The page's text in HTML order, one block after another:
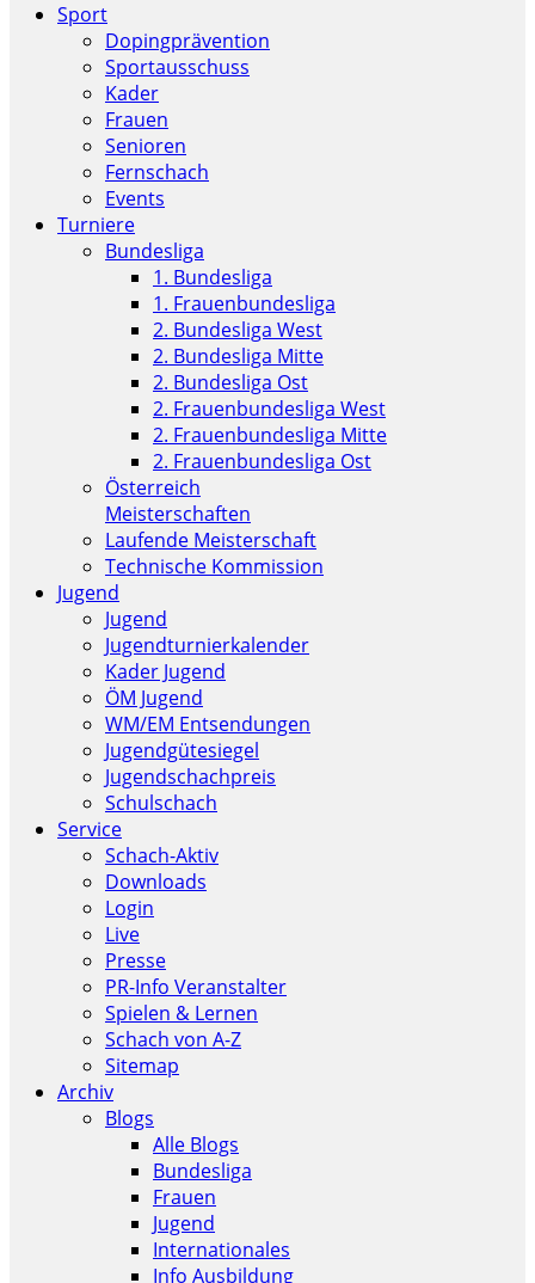
Sport
Dopingprävention
Sportausschuss
Kader
Frauen
Senioren
Fernschach
Events
Turniere
Bundesliga
1. Bundesliga
1. Frauenbundesliga
2. Bundesliga West
2. Bundesliga Mitte
2. Bundesliga Ost
2. Frauenbundesliga West
2. Frauenbundesliga Mitte
2. Frauenbundesliga Ost
Österreich
Meisterschaften
Laufende Meisterschaft
Technische Kommission
Jugend
Jugend
Jugendturnierkalender
Kader Jugend
ÖM Jugend
WM/EM Entsendungen
Jugendgütesiegel
Jugendschachpreis
Schulschach
Service
Schach-Aktiv
Downloads
Login
Live
Presse
PR-Info Veranstalter
Spielen & Lernen
Schach von A-Z
Sitemap
Archiv
Blogs
Alle Blogs
Bundesliga
Frauen
Jugend
Internationales
Info Ausbildung